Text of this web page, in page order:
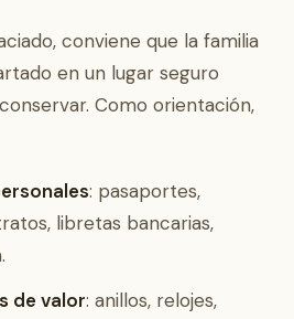
conviene que la familia
en un lugar seguro
Como orientación,
: pasaportes,
libretas bancarias,
de valor: anillos, relojes,